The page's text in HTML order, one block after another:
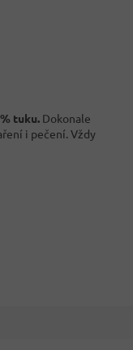
tuku. Dokonale
i pečení. Vždy